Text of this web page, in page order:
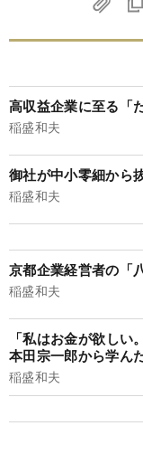
高収益企業に至る「
稲盛和夫
御社が中小零細から
稲盛和夫
京都企業経営者の「
稲盛和夫
「私はお金が欲し
本田宗一郎から学ん
稲盛和夫